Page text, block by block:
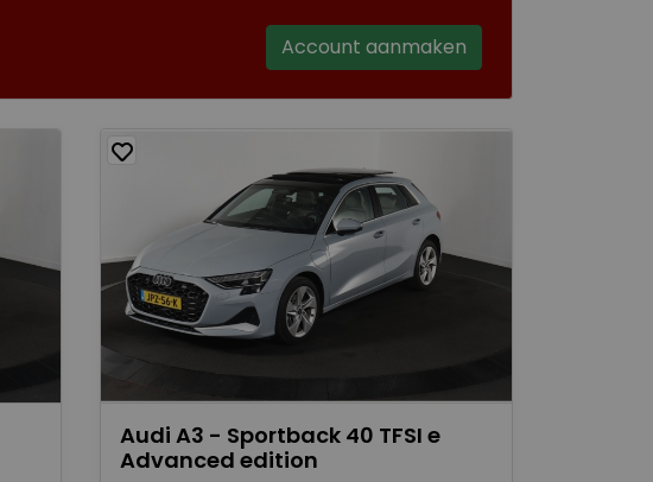
Account aanmaken
Audi A3 - Sportback 40 TFSI e
Advanced edition